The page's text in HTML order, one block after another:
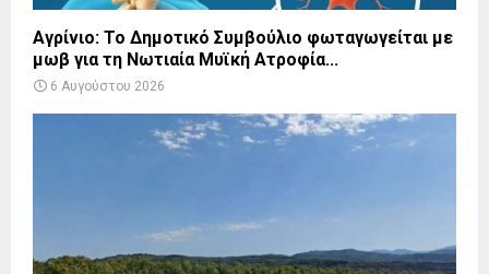
Αγρίνιο: Το Δημοτικό Συμβούλιο φωταγωγείται με
μωβ για τη Νωτιαία Μυϊκή Ατροφία...
6 Αυγούστου 2026